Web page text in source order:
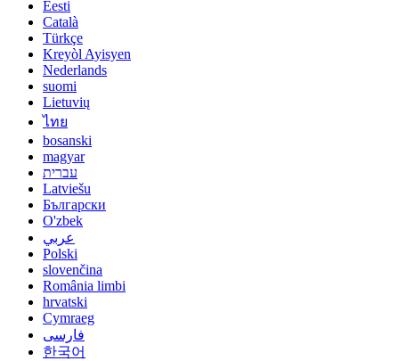
Eesti
Català
Türkçe
Kreyòl Ayisyen
Nederlands
suomi
Lietuvių
ไทย
bosanski
magyar
עברית
Latviešu
Български
O'zbek
عربي
Polski
slovenčina
România limbi
hrvatski
Cymraeg
فارسی
한국어